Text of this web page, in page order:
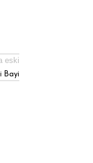
eski
Bayi